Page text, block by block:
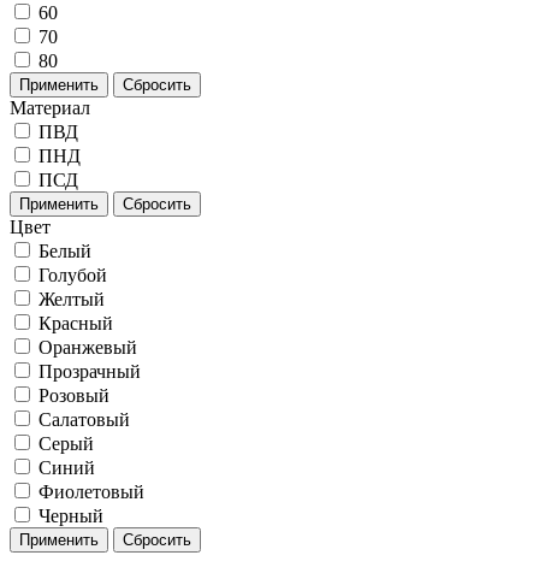
60
70
80
Применить Сбросить
Материал
ПВД
ПНД
ПСД
Применить Сбросить
Цвет
Белый
Голубой
Желтый
Красный
Оранжевый
Прозрачный
Розовый
Салатовый
Серый
Синий
Фиолетовый
Черный
Применить Сбросить